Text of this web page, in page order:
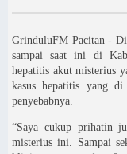
GrinduluFM Pacitan -
sampai saat ini di
hepatitis akut misterius
kasus hepatitis yang di
penyebabnya.
“Saya cukup prihatin
misterius ini. Sampai